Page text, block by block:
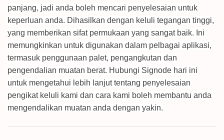
panjang, jadi anda boleh mencari penyelesaian untuk
keperluan anda. Dihasilkan dengan keluli tegangan tinggi,
yang memberikan sifat permukaan yang sangat baik. Ini
memungkinkan untuk digunakan dalam pelbagai aplikasi,
termasuk penggunaan palet, pengangkutan dan
pengendalian muatan berat. Hubungi Signode hari ini
untuk mengetahui lebih lanjut tentang penyelesaian
pengikat keluli kami dan cara kami boleh membantu anda
mengendalikan muatan anda dengan yakin.